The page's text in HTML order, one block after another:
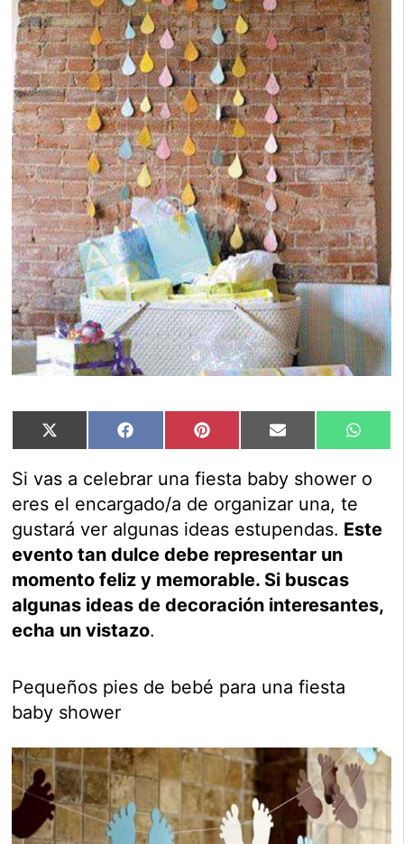
Compartir
en
X
(Twitter)
Compartir
en
Facebook Compartir
en
Pinterest Compartir
en
Email
en
Si vas a celebrar una fiesta baby shower o
eres el encargado/a de organizar una, te
gustará ver algunas ideas estupendas. Este
evento tan dulce debe representar un
momento feliz y memorable. Si buscas
algunas ideas de decoración interesantes,
echa un vistazo.
Pequeños pies de bebé para una fiesta
baby shower